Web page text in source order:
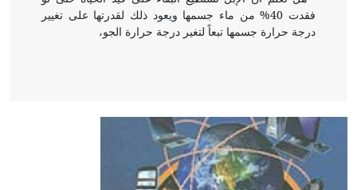
فقدت 40% من ماء جسمها ويعود ذلك لقدرتها على تغيير
درجة حرارة جسمها تبعاً لتغير درجة حرارة الجو،
- هل تعلم أن أبقراط كتب في الطب أربعة مؤلفات هي:
الحكم، الأدلة، تنظيم التغذية، ورسالته في جروح الرأس.
ويعود له الفضل بأنه حرر الطب من الدين والفلسفة.